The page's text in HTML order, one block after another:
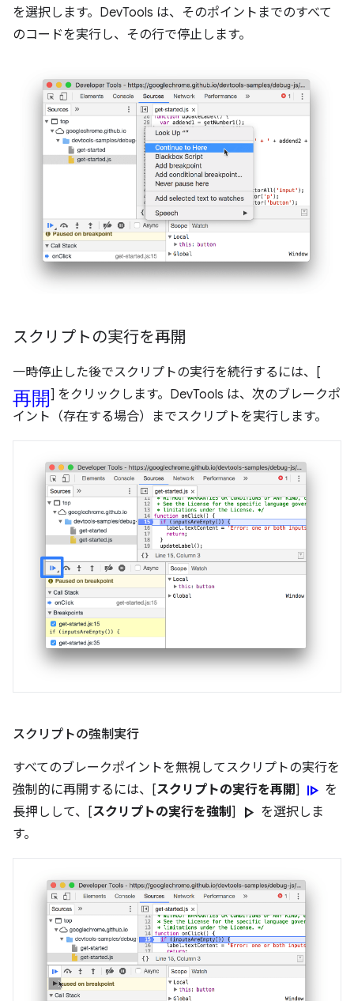
を選択します。DevTools は、そのポイントまでのすべて
のコードを実行し、その行で停止します。
スクリプトの実行を再開
一時停止した後でスクリプトの実行を続行するには、[
再開] をクリックします。DevTools は、次のブレークポ
イント（存在する場合）までスクリプトを実行します。
スクリプトの強制実行
すべてのブレークポイントを無視してスクリプトの実行を
強制的に再開するには、[スクリプトの実行を再開] resume を
長押しして、[スクリプトの実行を強制] play_arrow を選択しま
す。